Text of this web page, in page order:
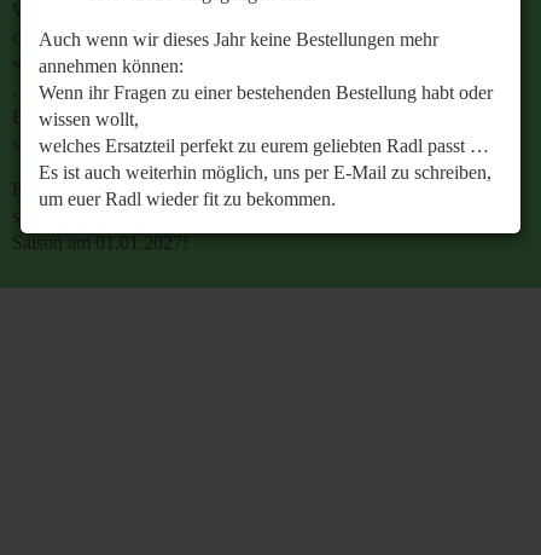
Auch wenn wir dieses Jahr keine Bestellungen mehr
annehmen können:
Wenn ihr Fragen zu einer bestehenden Bestellung habt oder
wissen wollt,
welches Ersatzteil perfekt zu eurem geliebten Radl passt …
Es ist auch weiterhin möglich, uns per E-Mail zu schreiben,
um euer Radl wieder fit zu bekommen.
Retrobike wünscht euch eine gesunde Radlzeit und freut
Wenn ihr Fragen zu einer bestehenden Bestellung habt
oder wissen wollt,
welches Ersatzteil perfekt zu eurem geliebten Radl passt
…
Es ist auch weiterhin möglich, uns per E-Mail zu
schreiben, um euer Radl wieder fit zu bekommen.
Retrobike wünscht euch eine gesunde Radlzeit und freut
sich schon jetzt auf den gemeinsamen Start in die neue
Saison am 01.01.2027!